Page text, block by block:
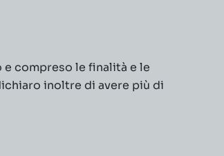
e compreso le finalità e le
inoltre di avere più di